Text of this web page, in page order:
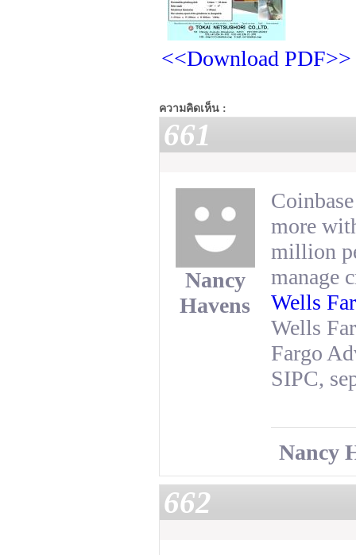
<<Download PDF>>
ความคิดเห็น :
661
Nancy
Havens
​Coinbase
more
million
manage
Wells
Wells
Fargo
SIPC,
Nancy
662